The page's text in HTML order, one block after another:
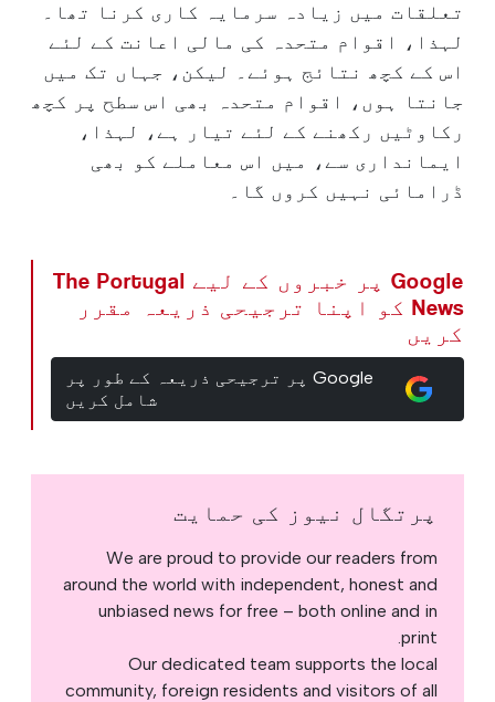
تعلقات میں زیادہ سرمایہ کاری کرنا تھا۔
لہذا، اقوام متحدہ کی مالی اعانت کے لئے
اس کے کچھ نتائج ہوئے۔ لیکن، جہاں تک میں
جانتا ہوں، اقوام متحدہ بھی اس سطح پر کچھ
رکاوٹیں رکھنے کے لئے تیار ہے، لہذا،
ایمانداری سے، میں اس معاملے کو بھی
ڈرامائی نہیں کروں گا۔
Google پر خبروں کے لیے The Portugal
News کو اپنا ترجیحی ذریعہ مقرر
کریں
Google پر ترجیحی ذریعہ کے طور پر
شامل کریں
پرتگال نیوز کی حمایت
We are proud to provide our readers from
around the world with independent, honest and
unbiased news for free – both online and in
print.
Our dedicated team supports the local
community, foreign residents and visitors of all